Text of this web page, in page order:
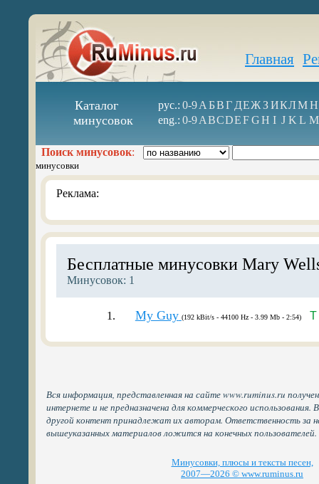
Главная
Каталог
минусовок
рус.: 0-9А БВГ ДЕЖ З ИКЛМН
eng.: 0-9ABCDEFGH I J K L M
Поиск минусовок:
минусовки
Реклама:
Бесплатные минусовки Mary
Минусовок: 1
1. My Guy (192 kBit/s - 44100 Hz - 3.99 Mb - 2:54) T
Вся информация, представленная на сайте www.ruminus.ru
интернете и не предназначена для коммерческого
другой контент принадлежат их авторам. Ответственность за
вышеуказанных материалов ложится на конечных пользователей.
Минусовки, плюсы и тексты песен,
2007—2026 © www.ruminus.ru